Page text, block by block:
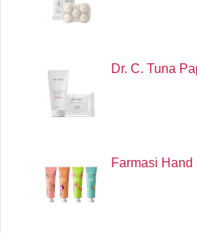
Dr. C. Tuna
Farmasi